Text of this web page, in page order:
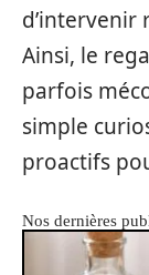
d’intervenir
Ainsi, le
parfois
simple
proactifs
Nos dernières